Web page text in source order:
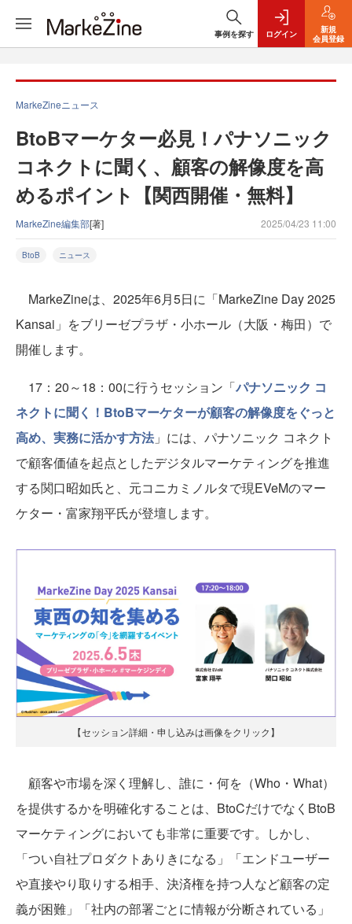
事例を探す ログイン
新規
会員登録
MarkeZineニュース
BtoBマーケター必見！パナソニック
コネクトに聞く、顧客の解像度を高
めるポイント【関西開催・無料】
MarkeZine編集部[著] 2025/04/23 11:00
BtoB ニュース
MarkeZineは、2025年6月5日に「MarkeZine Day 2025
Kansai」をブリーゼプラザ・小ホール（大阪・梅田）で
開催します。
17：20～18：00に行うセッション「パナソニック コ
ネクトに聞く！BtoBマーケターが顧客の解像度をぐっと
高め、実務に活かす方法」には、パナソニック コネクト
で顧客価値を起点としたデジタルマーケティングを推進
する関口昭如氏と、元コニカミノルタで現EVeMのマー
ケター・富家翔平氏が登壇します。
【セッション詳細・申し込みは画像をクリック】
顧客や市場を深く理解し、誰に・何を（Who・What）
を提供するかを明確化することは、BtoCだけでなくBtoB
マーケティングにおいても非常に重要です。しかし、
「つい自社プロダクトありきになる」「エンドユーザー
や直接やり取りする相手、決済権を持つ人など顧客の定
義が困難」「社内の部署ごとに情報が分断されている」